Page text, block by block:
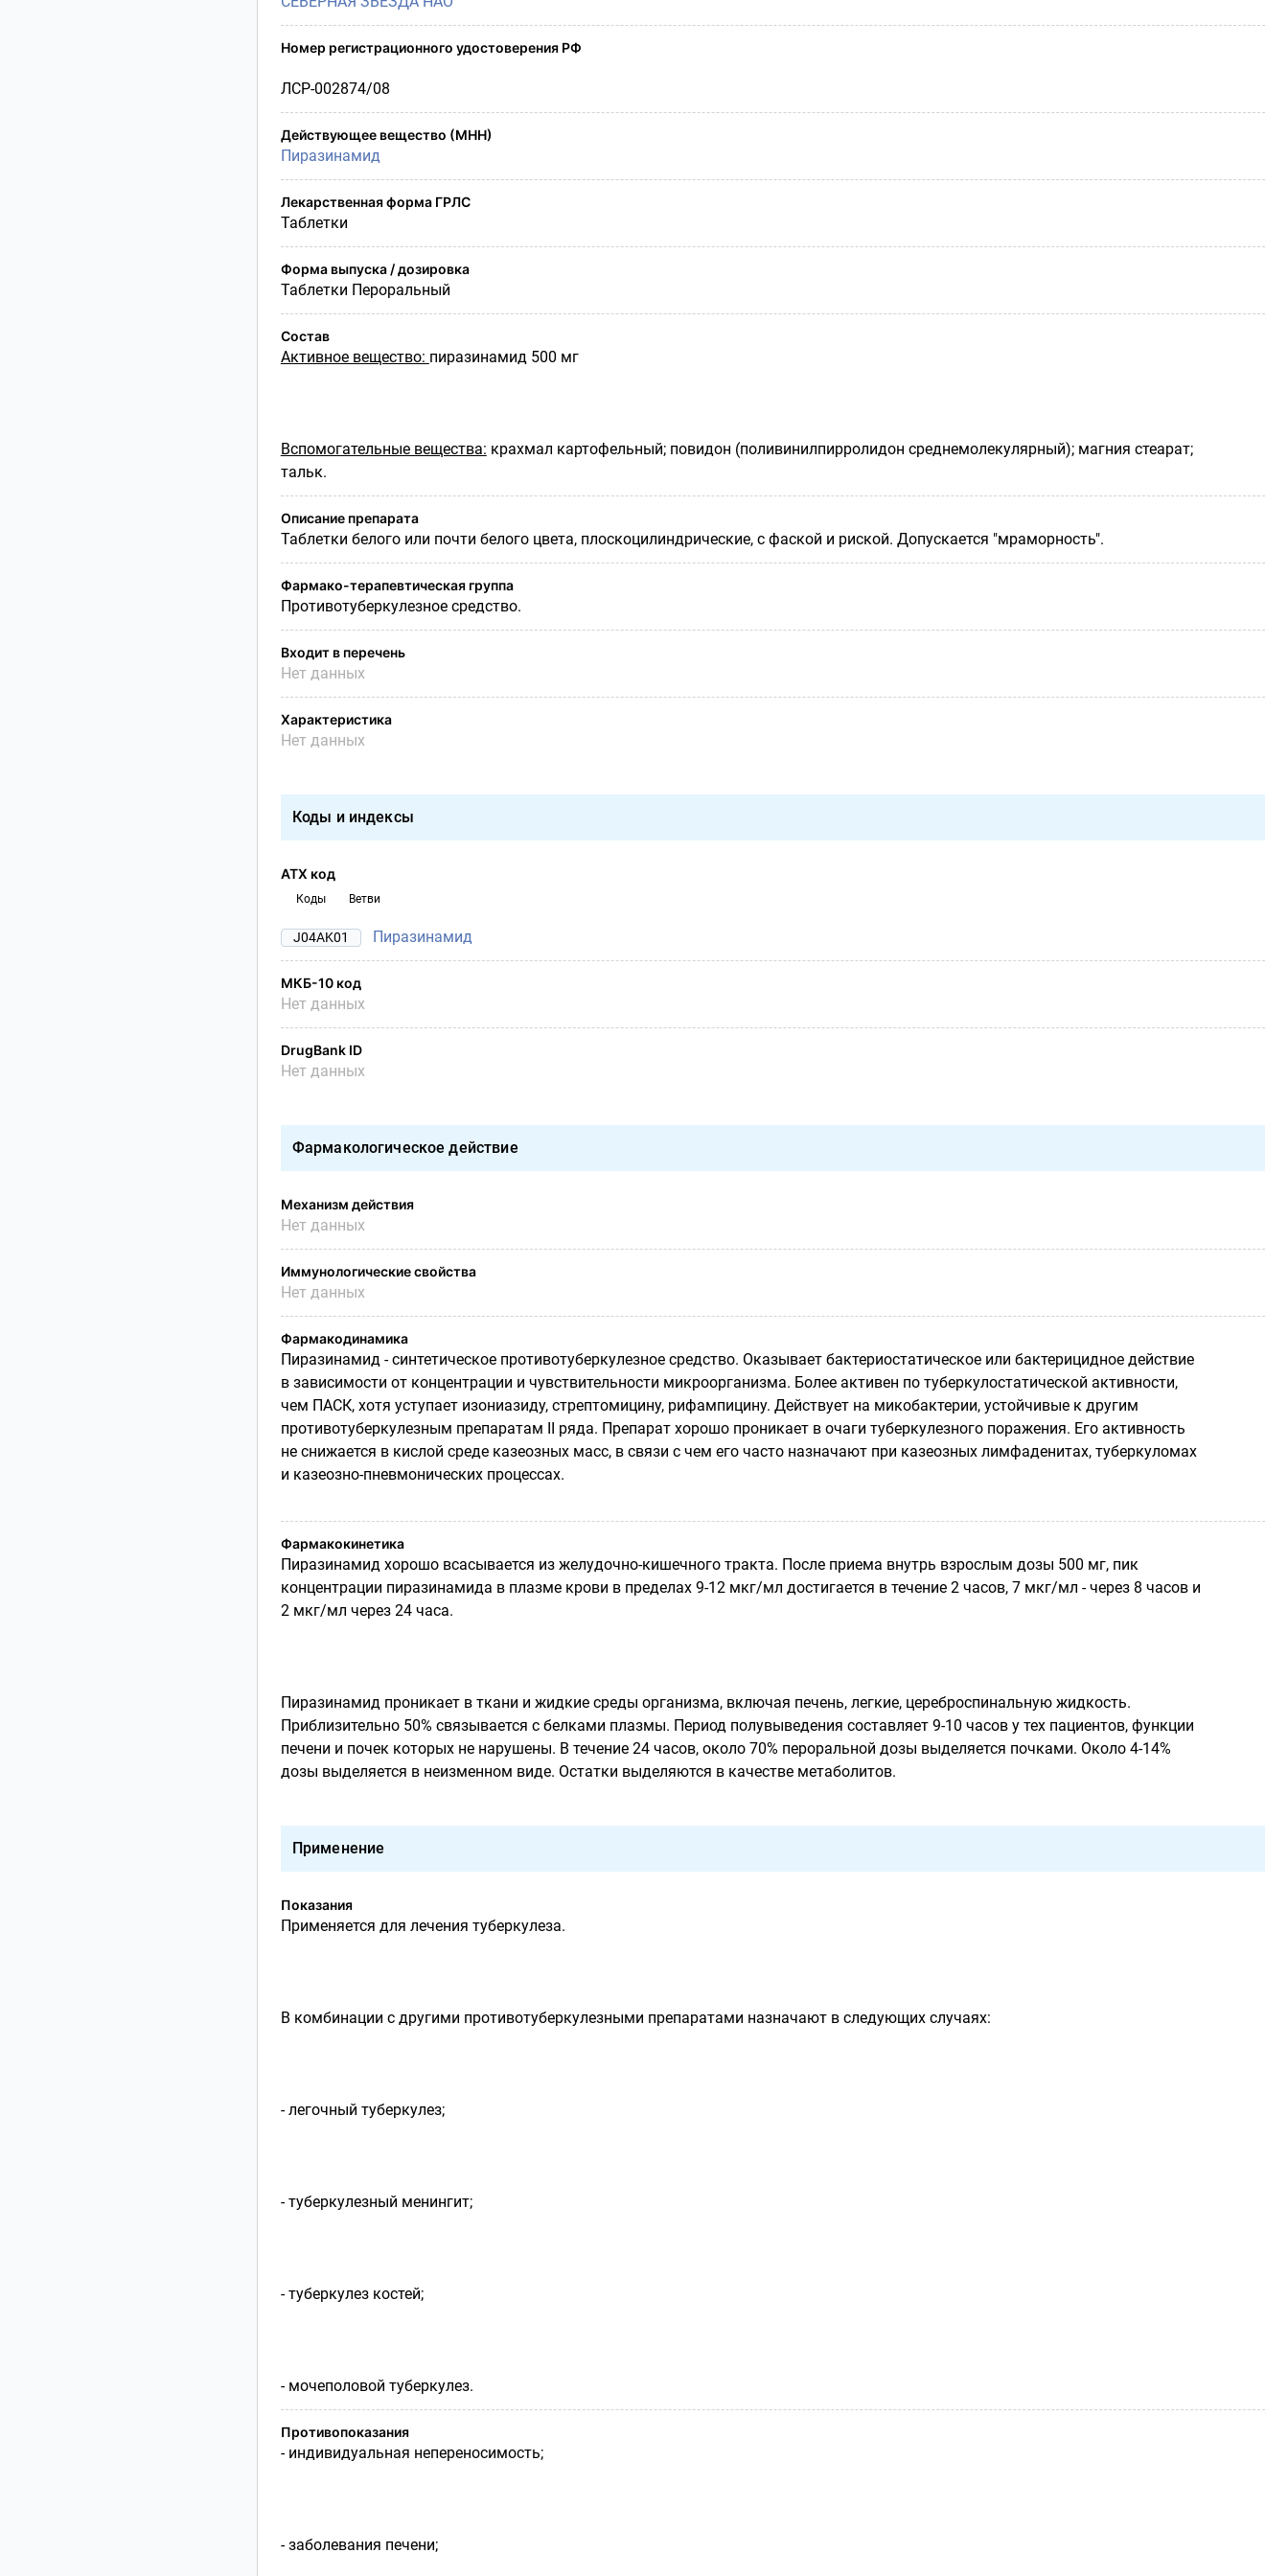
Номер регистрационного удостоверения РФ
ЛСР-002874/08
Действующее вещество (МНН)
Пиразинамид
Лекарственная форма ГРЛС
Таблетки
Форма выпуска / дозировка
Таблетки Пероральный
Состав
Активное вещество: пиразинамид 500 мг
Вспомогательные вещества: крахмал картофельный; повидон (поливинилпирролидон среднемолекулярный); магния стеарат;
тальк.
Описание препарата
Таблетки белого или почти белого цвета, плоскоцилиндрические, с фаской и риской. Допускается "мраморность".
Фармако-терапевтическая группа
Противотуберкулезное средство.
Входит в перечень
Нет данных
Характеристика
Нет данных
Коды и индексы
АТХ код
Коды Ветви
J04AK01 Пиразинамид
МКБ-10 код
Нет данных
DrugBank ID
Нет данных
Фармакологическое действие
Механизм действия
Нет данных
Иммунологические свойства
Нет данных
Фармакодинамика
Пиразинамид - синтетическое противотуберкулезное средство. Оказывает бактериостатическое или бактерицидное действие
в зависимости от концентрации и чувствительности микроорганизма. Более активен по туберкулостатической активности,
чем ПАСК, хотя уступает изониазиду, стрептомицину, рифампицину. Действует на микобактерии, устойчивые к другим
противотуберкулезным препаратам II ряда. Препарат хорошо проникает в очаги туберкулезного поражения. Его активность
не снижается в кислой среде казеозных масс, в связи с чем его часто назначают при казеозных лимфаденитах, туберкуломах
и казеозно-пневмонических процессах.
Фармакокинетика
Пиразинамид хорошо всасывается из желудочно-кишечного тракта. После приема внутрь взрослым дозы 500 мг, пик
концентрации пиразинамида в плазме крови в пределах 9-12 мкг/мл достигается в течение 2 часов, 7 мкг/мл - через 8 часов и
2 мкг/мл через 24 часа.
Пиразинамид проникает в ткани и жидкие среды организма, включая печень, легкие, цереброспинальную жидкость.
Приблизительно 50% связывается с белками плазмы. Период полувыведения составляет 9-10 часов у тех пациентов, функции
печени и почек которых не нарушены. В течение 24 часов, около 70% пероральной дозы выделяется почками. Около 4-14%
дозы выделяется в неизменном виде. Остатки выделяются в качестве метаболитов.
Применение
Показания
Применяется для лечения туберкулеза.
В комбинации с другими противотуберкулезными препаратами назначают в следующих случаях:
- легочный туберкулез;
- туберкулезный менингит;
- туберкулез костей;
- мочеполовой туберкулез.
Противопоказания
- индивидуальная непереносимость;
- заболевания печени;